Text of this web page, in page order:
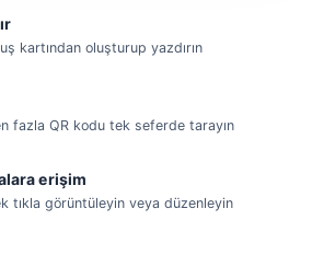
kartından oluşturup yazdırın
fazla QR kodu tek seferde tarayın
erişim
tıkla görüntüleyin veya düzenleyin